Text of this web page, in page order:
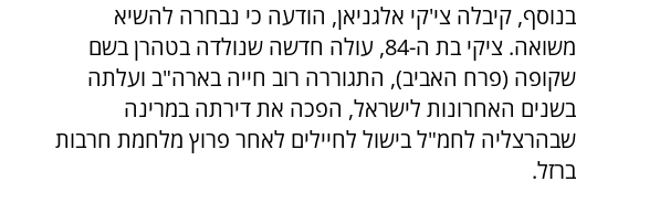
בנוסף, קיבלה צי'קי אלגניאן, הודעה כי נבחרה להשיא
משואה. ציקי בת ה-84, עולה חדשה שנולדה בטהרן בשם
שקופה (פרח האביב), התגוררה רוב חייה בארה"ב ועלתה
בשנים האחרונות לישראל, הפכה את דירתה במרינה
שבהרצליה לחמ"ל בישול לחיילים לאחר פרוץ מלחמת חרבות
ברזל.